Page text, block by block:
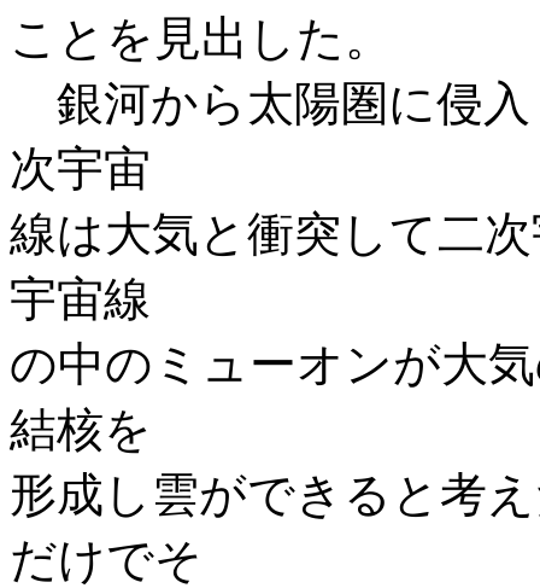
ことを見出した。
銀河から太陽圏に侵
次宇宙
線は大気と衝突して二
宇宙線
の中のミューオンが大
結核を
形成し雲ができると考
だけでそ